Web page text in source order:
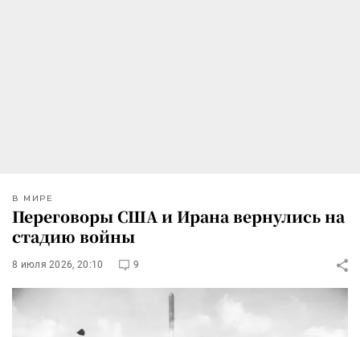
В МИРЕ
Переговоры США и Ирана вернулись на
стадию войны
8 июля 2026, 20:10 9